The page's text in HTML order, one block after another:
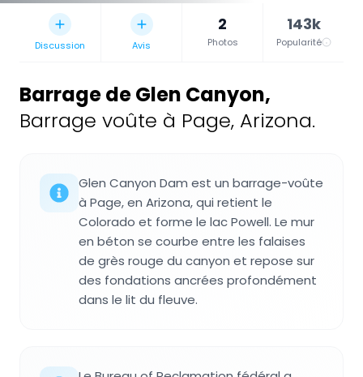
Discussion Avis
2
Photos
143k
Popularité
Barrage de Glen Canyon,
Barrage voûte à Page, Arizona.
Glen Canyon Dam est un barrage-voûte
à Page, en Arizona, qui retient le
Colorado et forme le lac Powell. Le mur
en béton se courbe entre les falaises
de grès rouge du canyon et repose sur
des fondations ancrées profondément
dans le lit du fleuve.